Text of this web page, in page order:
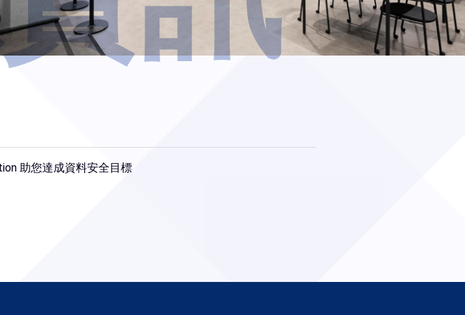
助您達成資料安全目標